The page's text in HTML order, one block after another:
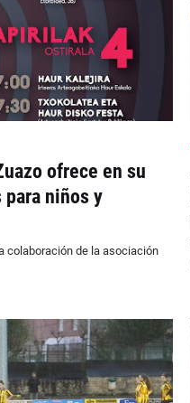
ofrece en su
niños y
colaboración de la asociación